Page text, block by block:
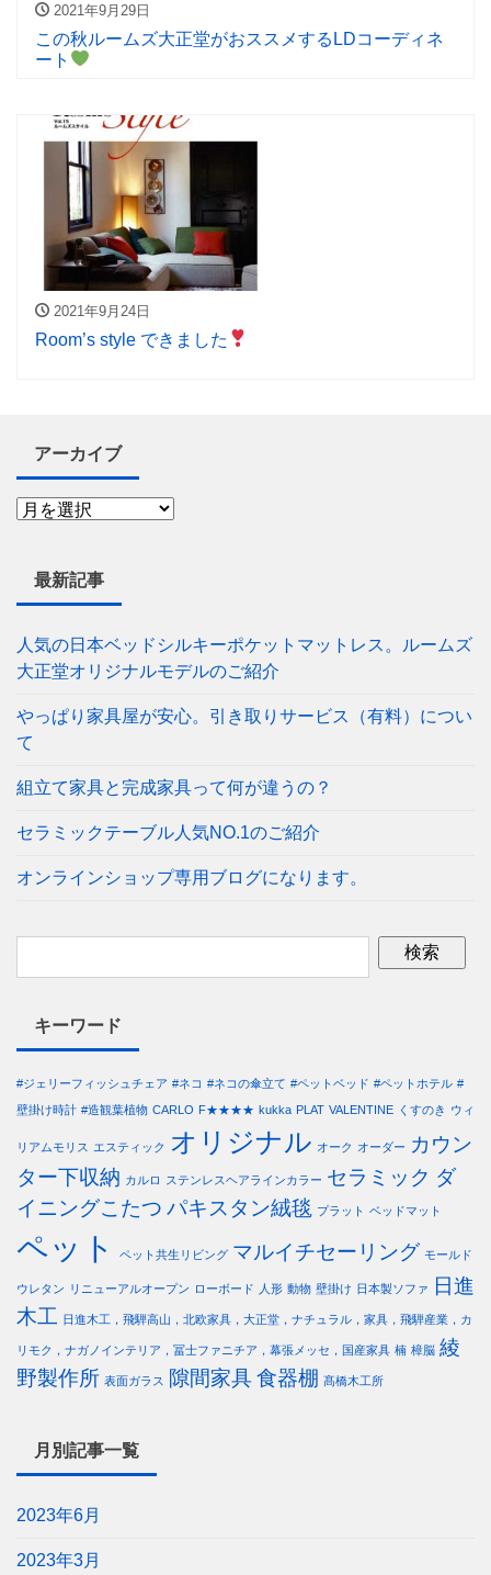
2021年9月29日
この秋ルームズ大正堂がおススメするLDコーディネ
ート
2021年9月24日
Room’s style できました
アーカイブ
最新記事
人気の日本ベッドシルキーポケットマットレス。ルームズ
大正堂オリジナルモデルのご紹介
やっぱり家具屋が安心。引き取りサービス（有料）につい
て
組立て家具と完成家具って何が違うの？
セラミックテーブル人気NO.1のご紹介
オンラインショップ専用ブログになります。
キーワード
#ジェリーフィッシュチェア #ネコ #ネコの傘立て #ペットベッド #ペットホテル #
壁掛け時計 #造観葉植物 CARLO F★★★★ kukka PLAT VALENTINE くすのき ウィ
リアムモリス エスティック オリジナル オーク オーダー カウン
ター下収納 カルロ ステンレスヘアラインカラー セラミック ダ
イニングこたつ パキスタン絨毯 プラット ベッドマット
ペット ペット共生リビング マルイチセーリング モールド
ウレタン リニューアルオープン ローボード 人形 動物 壁掛け 日本製ソファ
日進
木工 日進木工，飛騨高山，北欧家具，大正堂，ナチュラル，家具，飛騨産業，カ
リモク，ナガノインテリア，冨士ファニチア，幕張メッセ，国産家具 楠 樟脳 綾
野製作所 表面ガラス 隙間家具食器棚 髙橋木工所
月別記事一覧
2023年6月
2023年3月